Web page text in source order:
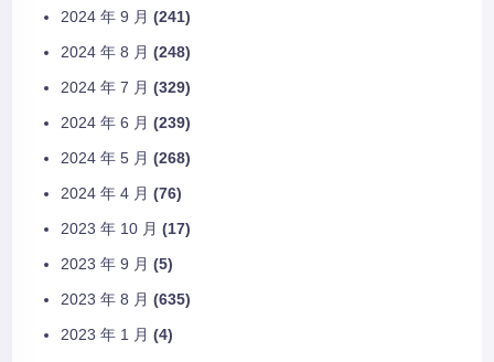
2024 年 9 月 (241)
2024 年 8 月 (248)
2024 年 7 月 (329)
2024 年 6 月 (239)
2024 年 5 月 (268)
2024 年 4 月 (76)
2023 年 10 月 (17)
2023 年 9 月 (5)
2023 年 8 月 (635)
2023 年 1 月 (4)